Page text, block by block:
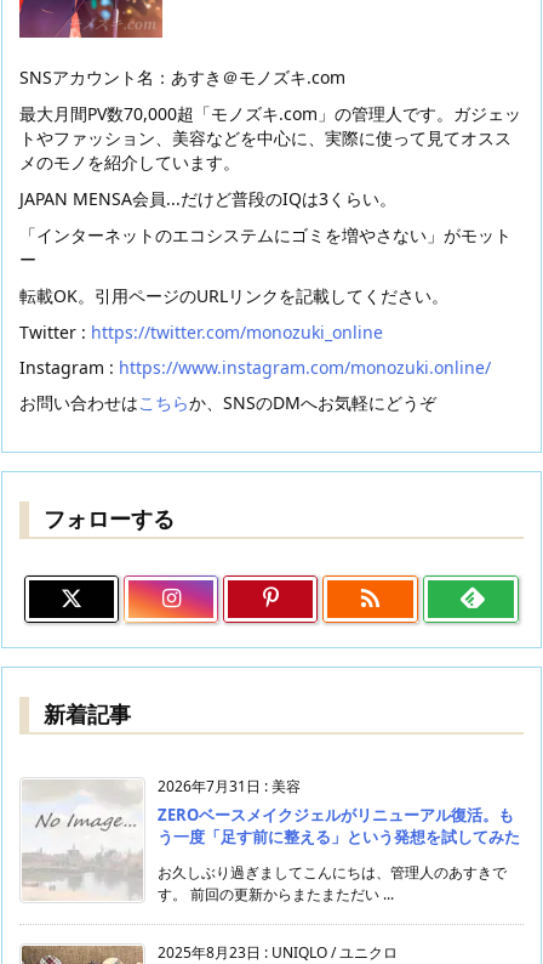
SNSアカウント名：あすき＠モノズキ.com
最大月間PV数70,000超「モノズキ.com」の管理人です。ガジェッ
トやファッション、美容などを中心に、実際に使って見てオスス
メのモノを紹介しています。
JAPAN MENSA会員...だけど普段のIQは3くらい。
「インターネットのエコシステムにゴミを増やさない」がモット
ー
転載OK。引用ページのURLリンクを記載してください。
Twitter : https://twitter.com/monozuki_online
Instagram : https://www.instagram.com/monozuki.online/
お問い合わせはこちらか、SNSのDMへお気軽にどうぞ
フォローする

新着記事
2026年7月31日 :美容
ZEROベースメイクジェルがリニューアル復活。も
う一度「足す前に整える」という発想を試してみた
お久しぶり過ぎましてこんにちは、管理人のあすきで
す。 前回の更新からまたまただい ...
2025年8月23日 : UNIQLO / ユニクロ